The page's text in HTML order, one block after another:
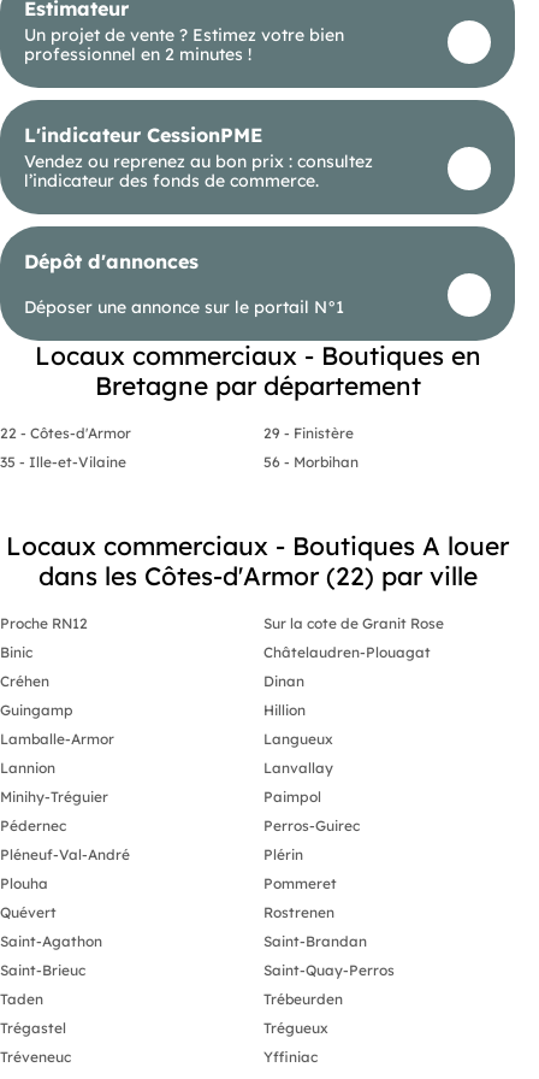
Estimateur
Un projet de vente ? Estimez votre bien
professionnel en 2 minutes !
L'indicateur CessionPME
Vendez ou reprenez au bon prix : consultez
l’indicateur des fonds de commerce.
Dépôt d'annonces
Déposer une annonce sur le portail N°1
Locaux commerciaux - Boutiques en
Bretagne par département
22 - Côtes-d'Armor
29 - Finistère
35 - Ille-et-Vilaine
56 - Morbihan
Locaux commerciaux - Boutiques A louer
dans les Côtes-d'Armor (22) par ville
Proche RN12
Sur la cote de Granit Rose
Binic
Châtelaudren-Plouagat
Créhen
Dinan
Guingamp
Hillion
Lamballe-Armor
Langueux
Lannion
Lanvallay
Minihy-Tréguier
Paimpol
Pédernec
Perros-Guirec
Pléneuf-Val-André
Plérin
Plouha
Pommeret
Quévert
Rostrenen
Saint-Agathon
Saint-Brandan
Saint-Brieuc
Saint-Quay-Perros
Taden
Trébeurden
Trégastel
Trégueux
Tréveneuc
Yffiniac